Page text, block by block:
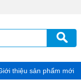
thiệu sản phẩm mới